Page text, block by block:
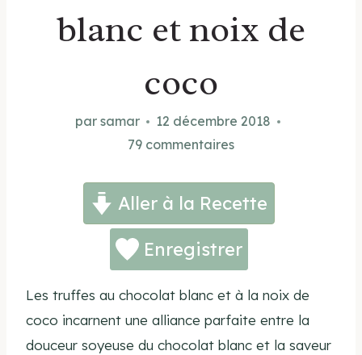
blanc et noix de
coco
par samar
12 décembre 2018
79 commentaires
Aller à la Recette
Enregistrer
Les truffes au chocolat blanc et à la noix de
coco incarnent une alliance parfaite entre la
douceur soyeuse du chocolat blanc et la saveur